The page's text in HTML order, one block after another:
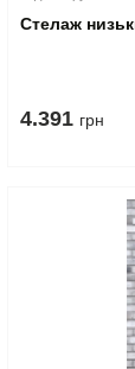
Стелаж
4.391 грн